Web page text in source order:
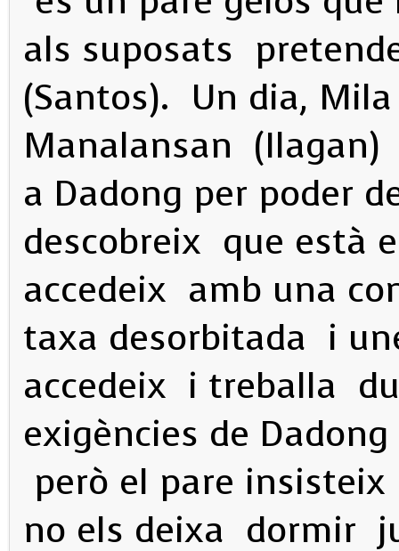
als suposats
(Santos). Un dia,
Manalansan
a Dadong per poder
descobreix que està
accedeix amb una
taxa desorbitada i
accedeix i treballa
exigències de
però el pare
no els deixa dormir